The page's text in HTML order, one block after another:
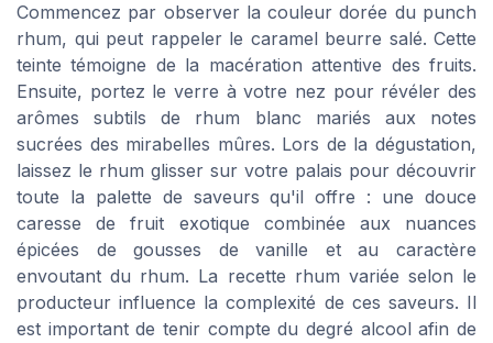
Commencez par observer la couleur dorée du punch
rhum, qui peut rappeler le caramel beurre salé. Cette
teinte témoigne de la macération attentive des fruits.
Ensuite, portez le verre à votre nez pour révéler des
arômes subtils de rhum blanc mariés aux notes
sucrées des mirabelles mûres. Lors de la dégustation,
laissez le rhum glisser sur votre palais pour découvrir
toute la palette de saveurs qu'il offre : une douce
caresse de fruit exotique combinée aux nuances
épicées de gousses de vanille et au caractère
envoutant du rhum. La recette rhum variée selon le
producteur influence la complexité de ces saveurs. Il
est important de tenir compte du degré alcool afin de